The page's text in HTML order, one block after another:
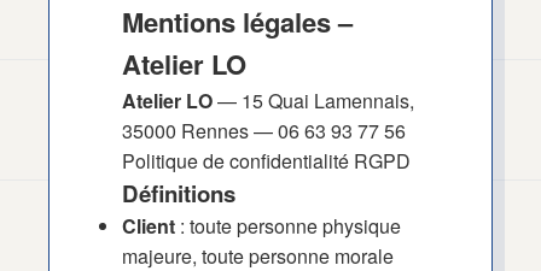
Mentions légales –
Atelier LO
Atelier LO— 15 Quai Lamennais,
35000 Rennes — 06 63 93 77 56
Politique de confidentialité RGPD
Définitions
Client : toute personne physique
majeure, toute personne morale